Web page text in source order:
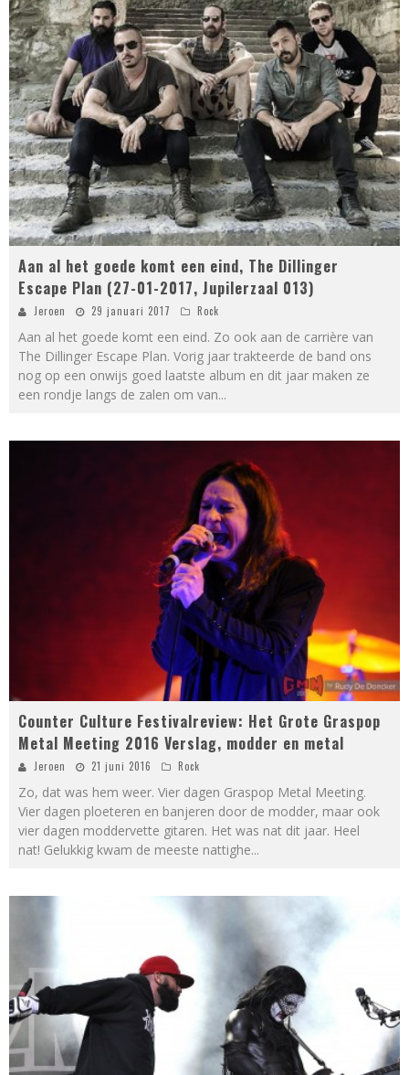
Aan al het goede komt een eind, The Dillinger
Escape Plan (27-01-2017, Jupilerzaal 013)
Jeroen 29 januari 2017 Rock
Aan al het goede komt een eind. Zo ook aan de carrière van
The Dillinger Escape Plan. Vorig jaar trakteerde de band ons
nog op een onwijs goed laatste album en dit jaar maken ze
een rondje langs de zalen om van...
Counter Culture Festivalreview: Het Grote Graspop
Metal Meeting 2016 Verslag, modder en metal
Jeroen 21 juni 2016 Rock
Zo, dat was hem weer. Vier dagen Graspop Metal Meeting.
Vier dagen ploeteren en banjeren door de modder, maar ook
vier dagen moddervette gitaren. Het was nat dit jaar. Heel
nat! Gelukkig kwam de meeste nattighe...